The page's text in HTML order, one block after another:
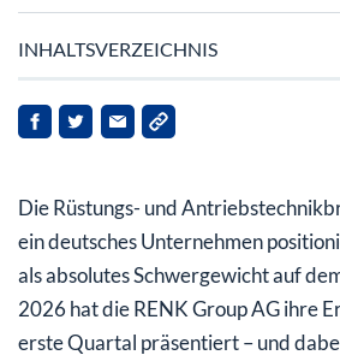
INHALTSVERZEICHNIS
Warum Renk nach den Q1-Zahlen
Was bedeuten diese
Investoren?
Analyse: Potenzial und
Die Rüstungs- und
ein deutsches Unternehmen
als absolutes Schwergewicht auf
2026 hat die RENK Group AG ihre
erste Quartal präsentiert – und